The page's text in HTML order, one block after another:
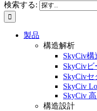
検索する:
製品
構造解析
SkyCiv構
SkyCivビ
SkyCiv
SkyCiv
SkyCiv
構造設計